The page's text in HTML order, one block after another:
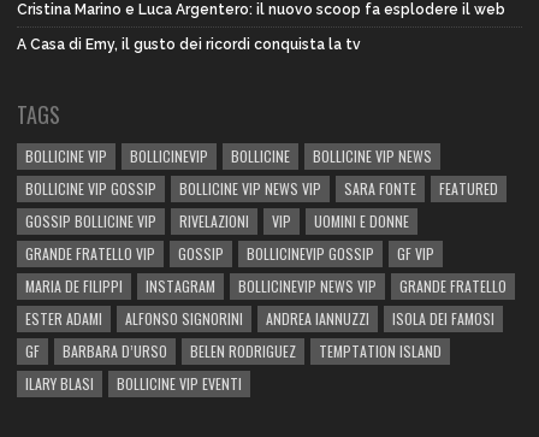
Cristina Marino e Luca Argentero: il nuovo scoop fa esplodere il web
A Casa di Emy, il gusto dei ricordi conquista la tv
TAGS
BOLLICINE VIP BOLLICINEVIP BOLLICINE
BOLLICINE VIP NEWS
BOLLICINE VIP GOSSIP
BOLLICINE VIP NEWS VIP SARA FONTE
FEATURED
GOSSIP BOLLICINE VIP
RIVELAZIONI VIP
UOMINI E DONNE
GRANDE FRATELLO VIP
GOSSIP BOLLICINEVIP GOSSIP
GF VIP
MARIA DE FILIPPI
INSTAGRAM BOLLICINEVIP NEWS VIP
GRANDE FRATELLO
ESTER ADAMI
ALFONSO SIGNORINI ANDREA IANNUZZI
ISOLA DEI FAMOSI
GF
BARBARA D’URSO BELEN RODRIGUEZ
TEMPTATION ISLAND
ILARY BLASI
BOLLICINE VIP EVENTI